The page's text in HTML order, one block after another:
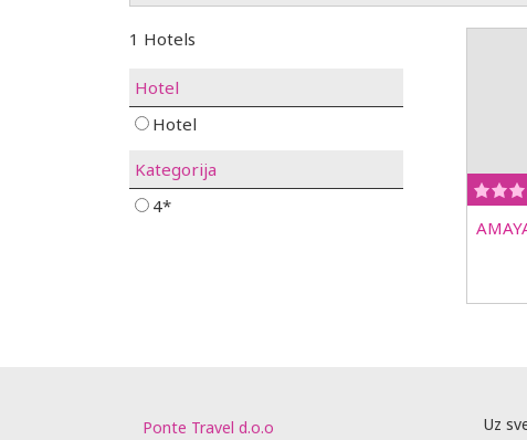
1 Hotels
Hotel
Hotel
Kategorija
4*
Ponte Travel d.o.o
Uz